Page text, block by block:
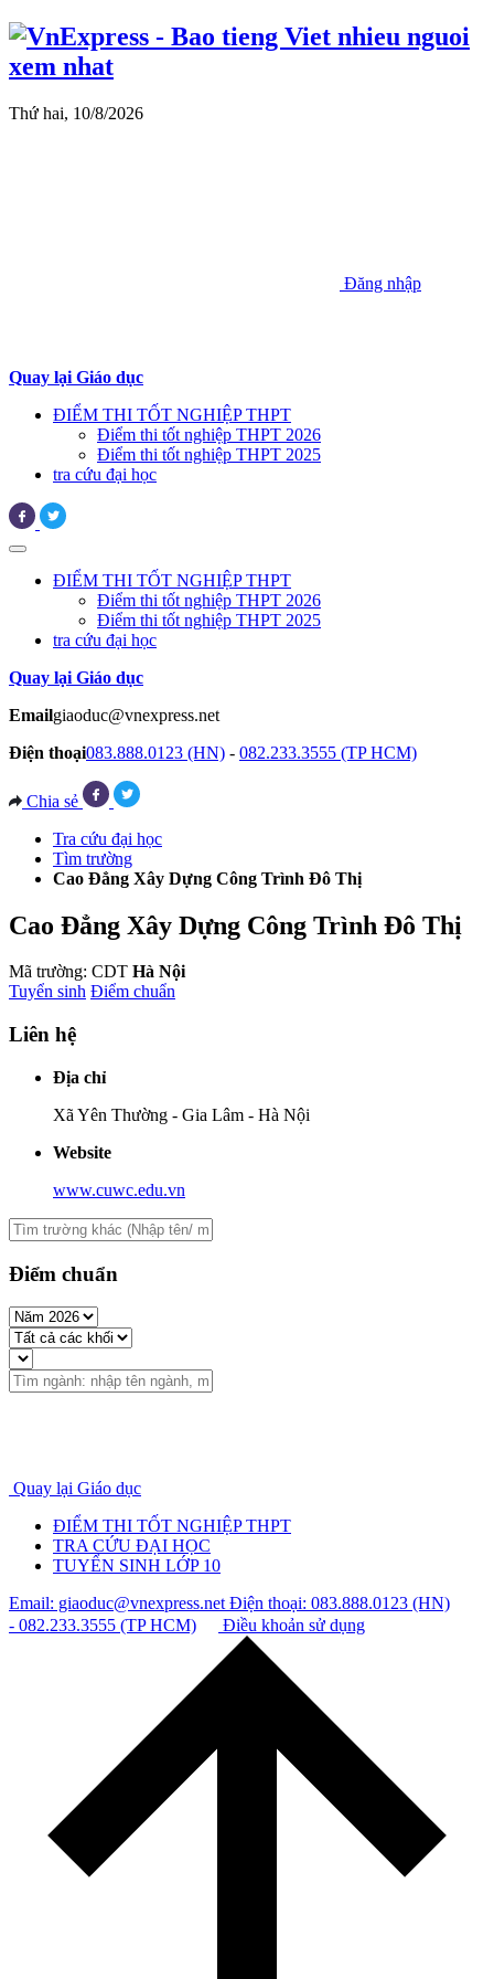
Thứ hai, 10/8/2026
Đăng nhập
Quay lại Giáo dục
ĐIỂM THI TỐT NGHIỆP THPT
Điểm thi tốt nghiệp THPT 2026
Điểm thi tốt nghiệp THPT 2025
tra cứu đại học
ĐIỂM THI TỐT NGHIỆP THPT
Điểm thi tốt nghiệp THPT 2026
Điểm thi tốt nghiệp THPT 2025
tra cứu đại học
Quay lại Giáo dục
Emailgiaoduc@vnexpress.net
Điện thoại083.888.0123 (HN) - 082.233.3555 (TP HCM)
Chia sẻ
Tra cứu đại học
Tìm trường
Cao Đẳng Xây Dựng Công Trình Đô Thị
Cao Đẳng Xây Dựng Công Trình Đô Thị
Mã trường: CDT Hà Nội
Tuyển sinh Điểm chuẩn
Liên hệ
Địa chỉ
Xã Yên Thường - Gia Lâm - Hà Nội
Website
www.cuwc.edu.vn
Điểm chuẩn
Quay lại Giáo dục
ĐIỂM THI TỐT NGHIỆP THPT
TRA CỨU ĐẠI HỌC
TUYỂN SINH LỚP 10
Email: giaoduc@vnexpress.net Điện thoại: 083.888.0123 (HN)
- 082.233.3555 (TP HCM)
Điều khoản sử dụng